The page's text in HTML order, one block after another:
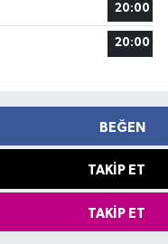
20:00
20:00
BEĞEN
TAKIP ET
TAKIP ET